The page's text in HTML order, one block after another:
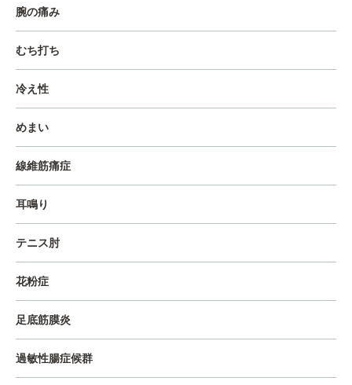
腕の痛み
むち打ち
冷え性
めまい
線維筋痛症
耳鳴り
テニス肘
花粉症
足底筋膜炎
過敏性腸症候群